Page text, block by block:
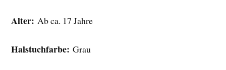
Alter:Ab ca. 17 Jahre
Halstuchfarbe:Grau